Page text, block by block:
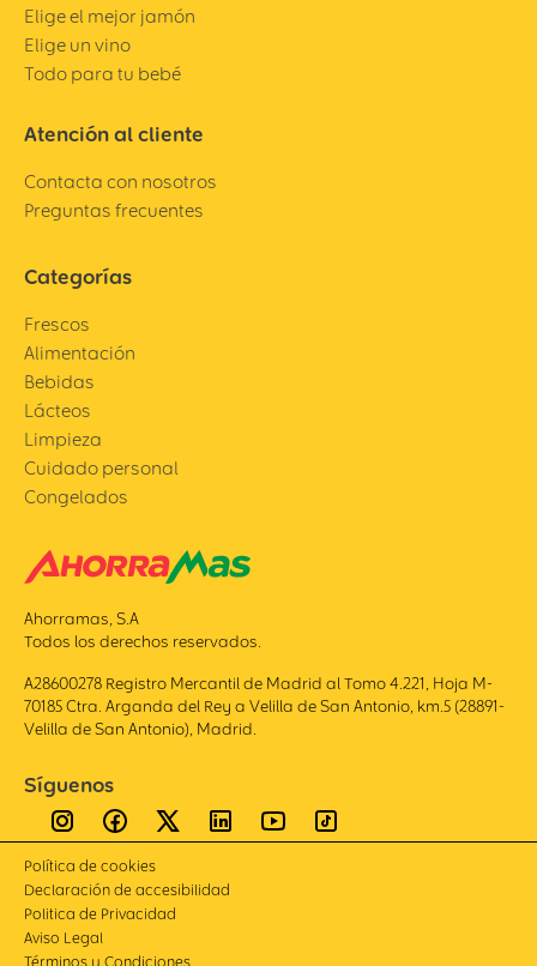
Elige el mejor jamón
Elige un vino
Todo para tu bebé
Atención al cliente
Contacta con nosotros
Preguntas frecuentes
Categorías
Frescos
Alimentación
Bebidas
Lácteos
Limpieza
Cuidado personal
Congelados
Ahorramas, S.A
Todos los derechos reservados.
A28600278 Registro Mercantil de Madrid al Tomo 4.221, Hoja M-
70185 Ctra. Arganda del Rey a Velilla de San Antonio, km.5 (28891-
Velilla de San Antonio), Madrid.
Síguenos
Política de cookies
Declaración de accesibilidad
Politica de Privacidad
Aviso Legal
Términos y Condiciones